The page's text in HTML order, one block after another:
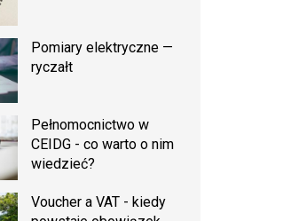
Pomiary elektryczne —
ryczałt
Pełnomocnictwo w
CEIDG - co warto o nim
wiedzieć?
Voucher a VAT - kiedy